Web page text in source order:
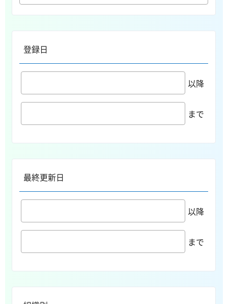
登録日
以降
まで
最終更新日
以降
まで